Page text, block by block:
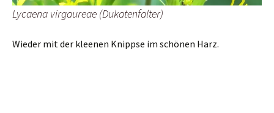
Lycaena virgaureae (Dukatenfalter)
Wieder mit der kleenen Knippse im schönen Harz.